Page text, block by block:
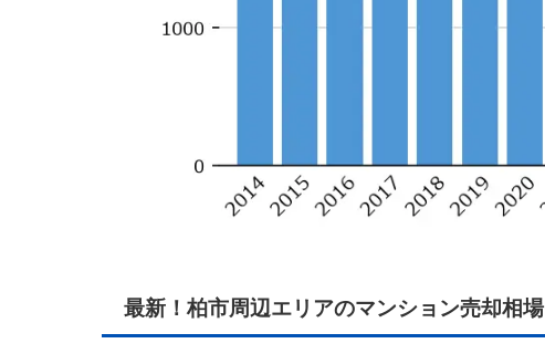
最新！柏市周辺エリアのマンション売却相場